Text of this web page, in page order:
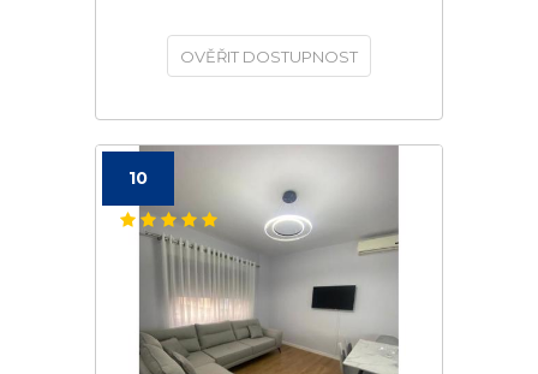
OVĚŘIT DOSTUPNOST
10